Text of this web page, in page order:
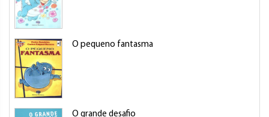
O pequeno fantasma
O grande desafio